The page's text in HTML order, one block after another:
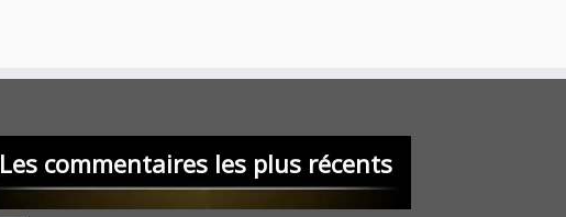
Les commentaires les plus récents